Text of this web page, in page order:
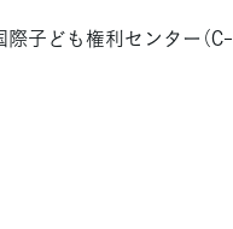
子ども権利センター（C-